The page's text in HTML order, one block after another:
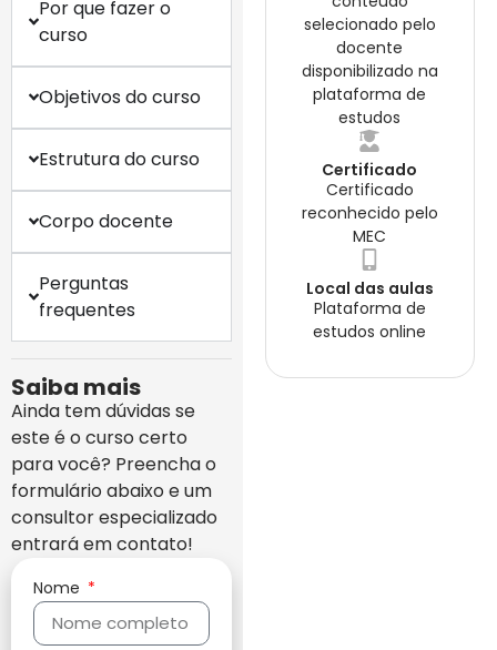
Por que fazer o
curso
Objetivos do curso
Estrutura do curso
Corpo docente
Perguntas
frequentes
Saiba mais
Ainda tem dúvidas se
este é o curso certo
para você? Preencha o
formulário abaixo e um
consultor especializado
entrará em contato!
Nome
selecionado pelo
docente
disponibilizado na
plataforma de
estudos
Certificado
Certificado
reconhecido pelo
MEC
Local das aulas
Plataforma de
estudos online